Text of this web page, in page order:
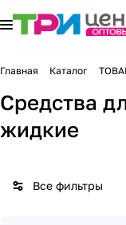
Главная Каталог
Средства
жидкие
Все фильтры